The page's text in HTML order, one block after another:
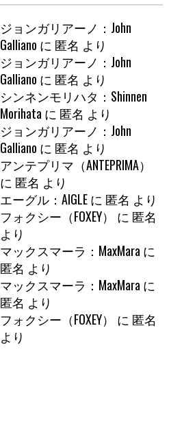
ジョンガリアーノ：John
Galliano に 匿名 より
ジョンガリアーノ：John
Galliano に 匿名 より
シンネンモリハタ：Shinnen
Morihataに 匿名 より
ジョンガリアーノ：John
Galliano に 匿名 より
アンテプリマ（ANTEPRIMA）
に 匿名 より
エーグル：AIGLEに 匿名 より
フォクシー（FOXEY）
に 匿名
より
マックスマーラ：MaxMaraに
匿名 より
マックスマーラ：MaxMaraに
匿名 より
フォクシー（FOXEY）
に 匿名
より